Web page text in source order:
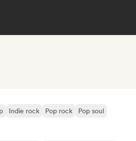
Indie rock Pop rock
Pop soul